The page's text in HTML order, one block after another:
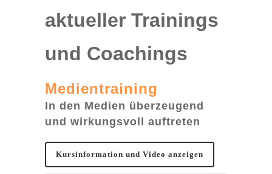
aktueller Trainings
und Coachings
Medientraining
In den Medien überzeugend
und wirkungsvoll auftreten
Kursinformation und Video anzeigen